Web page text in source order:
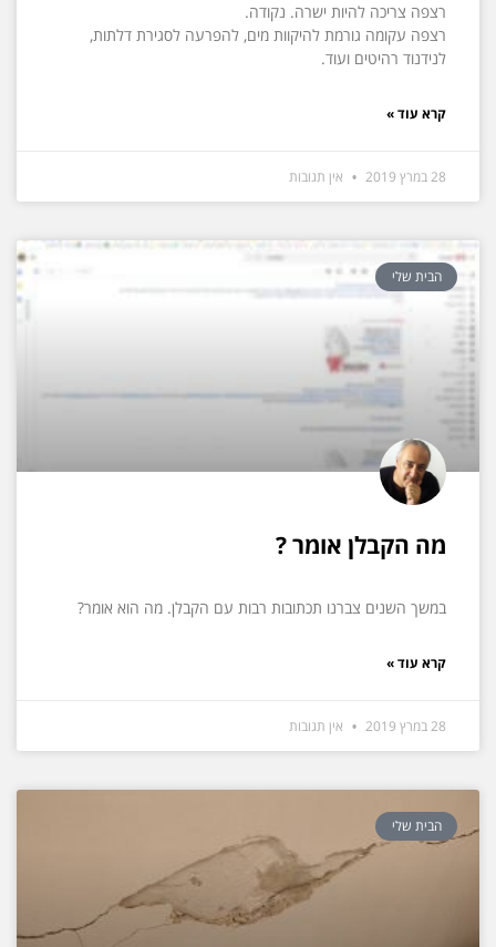
רצפה צריכה להיות ישרה. נקודה.
רצפה עקומה גורמת להיקוות מים, להפרעה לסגירת דלתות,
לנידנוד רהיטים ועוד.
קרא עוד »
28 במרץ 2019 אין תגובות
הבית שלי
מה הקבלן אומר ?
במשך השנים צברנו תכתובות רבות עם הקבלן. מה הוא אומר?
קרא עוד »
28 במרץ 2019 אין תגובות
הבית שלי